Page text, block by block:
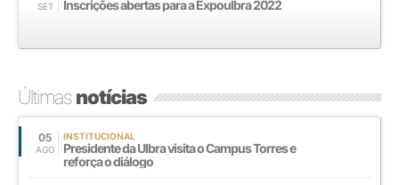
SET Inscrições abertas para a Expoulbra 2022
Últimasnotícias
05
AGO
INSTITUCIONAL
Presidente da Ulbra visita o Campus Torres e
reforça o diálogo